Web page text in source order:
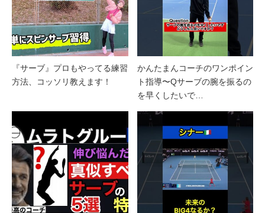
『サーブ』プロもやってる練習
方法、コッソリ教えます！
かんたまんコーチのワンポイン
ト指導〜Qサーブの腕を振るの
を早くしたいで…